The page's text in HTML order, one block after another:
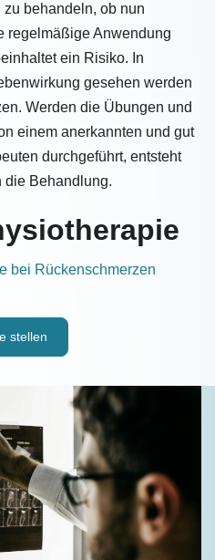
behandeln, ob nun
regelmäßige Anwendung
ein Risiko. In
gesehen werden
Werden die Übungen und
einem anerkannten und gut
durchgeführt, entsteht
die Behandlung.
bei Rückenschmerzen
stellen